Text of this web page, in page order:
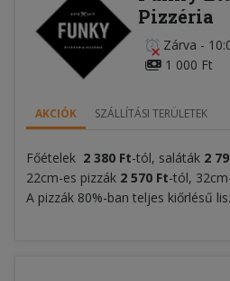
Pizzéria
Zárva -
1 000 Ft
AKCIÓK SZÁLLÍTÁSI TERÜLETEK
Főételek 2 380 Ft-tól, saláták 2
22cm-es pizzák 2 570 Ft-tól,
A pizzák 80%-ban teljes kiőrlésű